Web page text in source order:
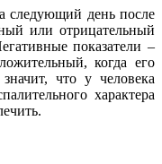
следующий день после
или отрицательный
показатели –
когда его
что у человека
характера